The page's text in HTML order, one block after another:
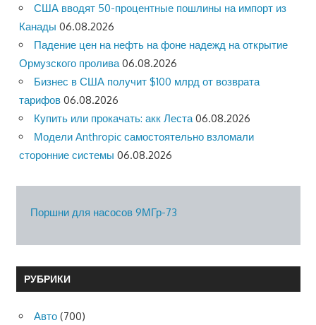
США вводят 50-процентные пошлины на импорт из
Канады 06.08.2026
Падение цен на нефть на фоне надежд на открытие
Ормузского пролива 06.08.2026
Бизнес в США получит $100 млрд от возврата
тарифов 06.08.2026
Купить или прокачать: акк Леста 06.08.2026
Модели Anthropic самостоятельно взломали
сторонние системы 06.08.2026
Поршни для насосов 9МГр-73
РУБРИКИ
Авто (700)